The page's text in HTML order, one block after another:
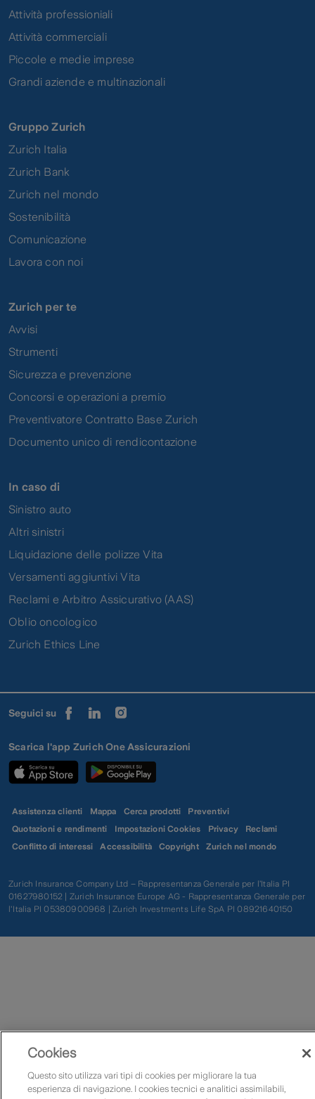
Attività professioniali
Attività commerciali
Piccole e medie imprese
Grandi aziende e multinazionali
Gruppo Zurich
Zurich Italia
Zurich Bank
Zurich nel mondo
Sostenibilità
Comunicazione
Lavora con noi
Zurich per te
Avvisi
Strumenti
Sicurezza e prevenzione
Concorsi e operazioni a premio
Preventivatore Contratto Base Zurich
Documento unico di rendicontazione
In caso di
Sinistro auto
Altri sinistri
Liquidazione delle polizze Vita
Versamenti aggiuntivi Vita
Reclami e Arbitro Assicurativo (AAS)
Oblio oncologico
Zurich Ethics Line
Seguici su
Scarica l'app Zurich One Assicurazioni
Assistenza clienti Mappa Cerca prodotti
Preventivi
Quotazioni e rendimenti
Impostazioni Cookies Privacy
Reclami
Conflitto di interessi
Accessibilità Copyright Zurich nel mondo
Zurich Insurance Company Ltd – Rappresentanza Generale per l’Italia PI
01627980152 | Zurich Insurance Europe AG - Rappresentanza Generale per
l'Italia PI 05380900968 | Zurich Investments Life SpA PI 08921640150
Cookies
Questo sito utilizza vari tipi di cookies per migliorare la tua
esperienza di navigazione. I cookies tecnici e analitici assimilabili,